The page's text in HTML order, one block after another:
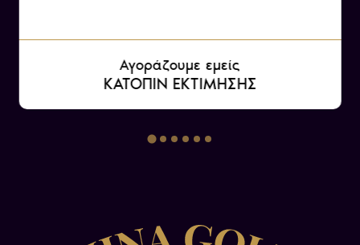
Αγοράζουμε εμείς
ΚΑΤΟΠΙΝ ΕΚΤΙΜΗΣΗΣ